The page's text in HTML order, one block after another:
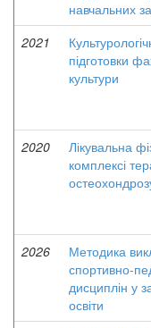
навчальних
2021
підготовки
культури
2020
Лікувальна
комплексі
2026
Методика
спортивно-
дисциплін у
освіти